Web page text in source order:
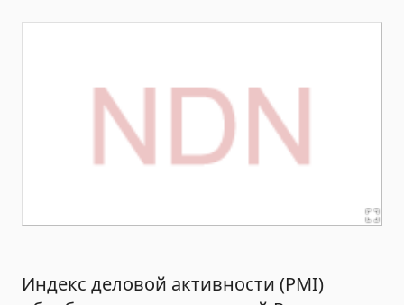
Индекс деловой активности (PMI)